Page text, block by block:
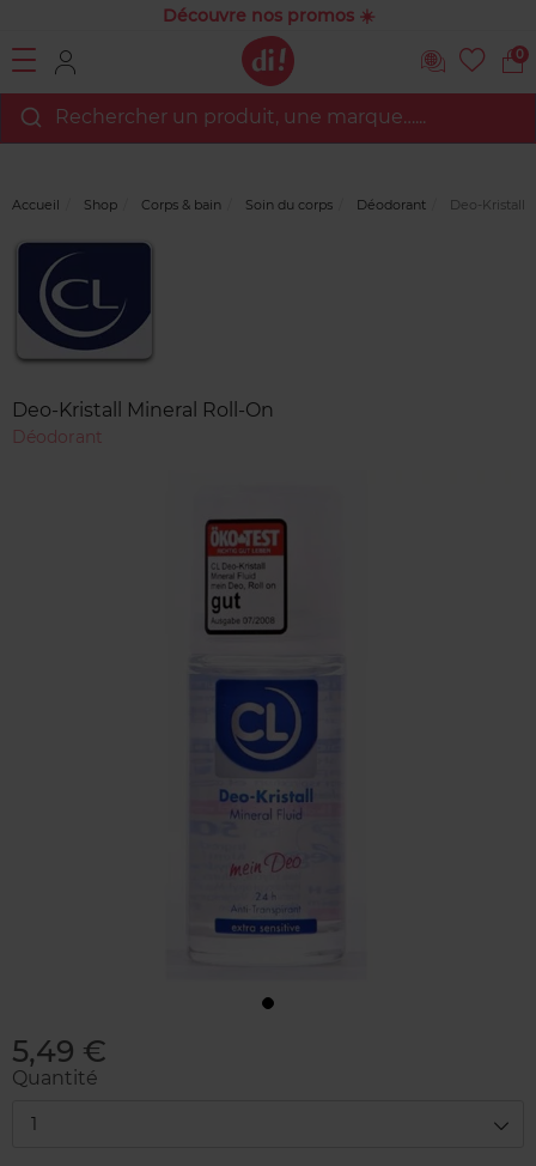
Découvre nos promos ☀️
0
Rechercher un produit, une marque…...
Accueil Shop Corps & bain Soin du corps Déodorant Deo-Kristall
Marque
Deo-Kristall Mineral Roll-On
Déodorant
5,49 €
Quantité
1